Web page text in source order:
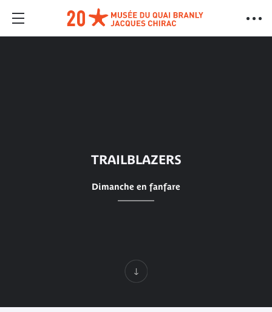
TRAILBLAZERS
Dimanche en fanfare